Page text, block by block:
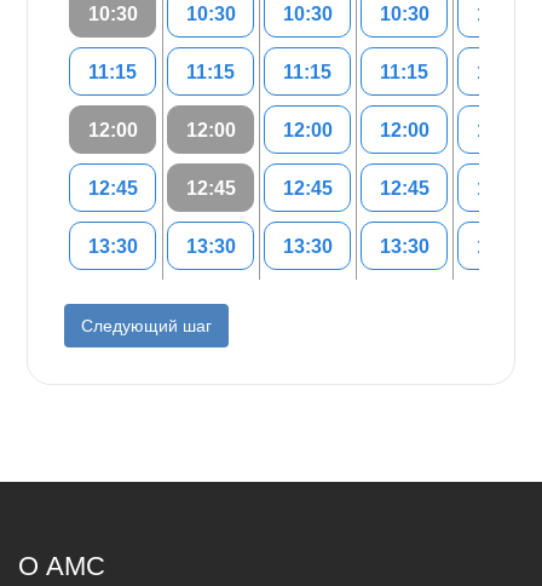
10:30
11:15
12:00
12:45
13:30
10:30
11:15
12:00
12:45
13:30
10:30
11:15
12:00
12:45
13:30
10:30
11:15
12:00
12:45
13:30
10:30
11:15
12:00
12:45
13:30
Следующий шаг
О AMC